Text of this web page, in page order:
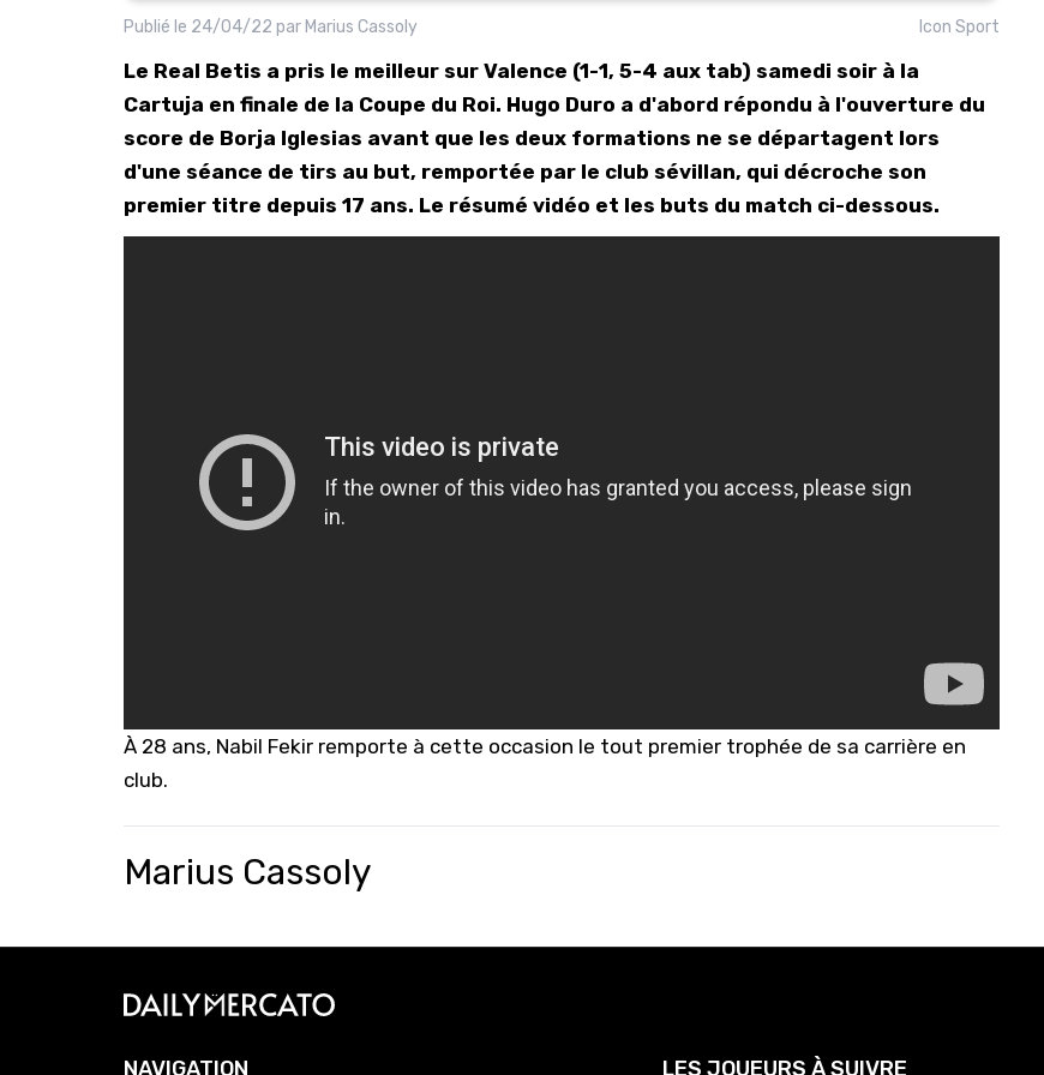
Publié le 24/04/22 par Marius Cassoly Icon Sport
Le Real Betis a pris le meilleur sur Valence (1-1, 5-4 aux tab) samedi soir à la
Cartuja en finale de la Coupe du Roi. Hugo Duro a d'abord répondu à l'ouverture du
score de Borja Iglesias avant que les deux formations ne se départagent lors
d'une séance de tirs au but, remportée par le club sévillan, qui décroche son
premier titre depuis 17 ans. Le résumé vidéo et les buts du match ci-dessous.
À 28 ans, Nabil Fekir remporte à cette occasion le tout premier trophée de sa carrière en
club.
Marius Cassoly
NAVIGATION LES JOUEURS À SUIVRE